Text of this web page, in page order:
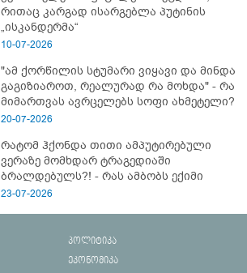
რითაც კარგად ისარგებლა პუტინის
„ისკანდერმა“
10-07-2026
"ამ ქორწილის სტუმარი ვიყავი და მინდა
გაგიზიაროთ, რეალურად რა მოხდა" - რა
მიმართვას ავრცელებს სოფი ახმეტელი?
20-07-2026
რატომ ჰქონდა თითი ამპუტირებული
ვერაზე მომხდარ ტრაგედიაში
ბრალდებულს?! - რას ამბობს ექიმი
23-07-2026
პოლიტიკა
ეკონომიკა